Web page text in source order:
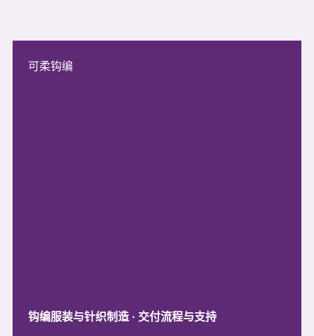
可柔钩编
钩编服装与针织制造 · 交付流程与支持